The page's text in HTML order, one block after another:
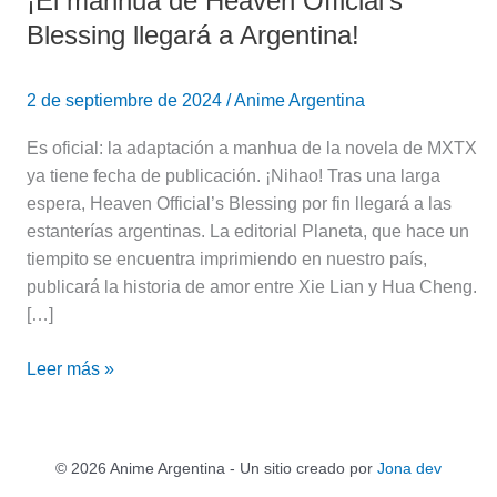
Blessing llegará a Argentina!
2 de septiembre de 2024 /Anime Argentina
Es oficial: la adaptación a manhua de la novela de MXTX
ya tiene fecha de publicación. ¡Nihao! Tras una larga
espera, Heaven Official’s Blessing por fin llegará a las
estanterías argentinas. La editorial Planeta, que hace un
tiempito se encuentra imprimiendo en nuestro país,
publicará la historia de amor entre Xie Lian y Hua Cheng.
[…]
Leer más »
© 2026 Anime Argentina - Un sitio creado por Jona dev